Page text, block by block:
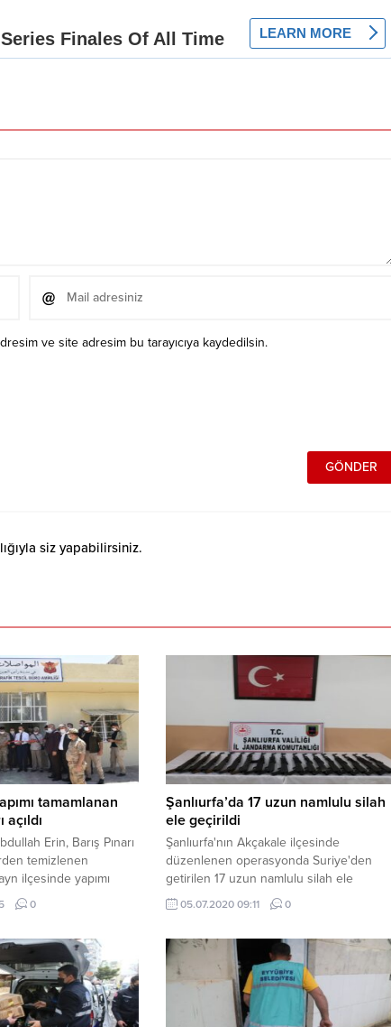
ve site adresim bu tarayıcıya kaydedilsin.
siz yapabilirsiniz.
tamamlanan
Erin, Barış Pınarı
temizlenen
ilçesinde yapımı
açılışını
0
Şanlıurfa’da 17 uzun namlulu silah
ele geçirildi
Şanlıurfa'nın Akçakale ilçesinde
düzenlenen operasyonda Suriye'den
getirilen 17 uzun namlulu silah ele
geçirildi.
05.07.2020 09:11 0